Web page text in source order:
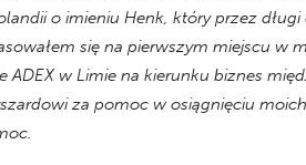
o imieniu Henk, który przez długi
się na pierwszym miejscu w
w Limie na kierunku biznes
za pomoc w osiągnięciu